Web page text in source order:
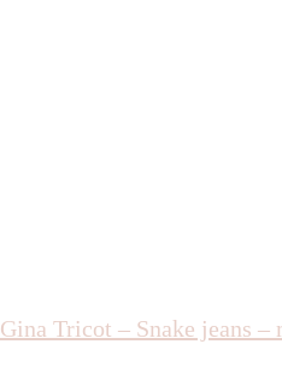
Gina Tricot – Snake jeans